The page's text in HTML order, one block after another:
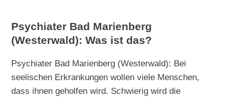
Psychiater Bad Marienberg
(Westerwald): Was ist das?
Psychiater Bad Marienberg (Westerwald): Bei
seelischen Erkrankungen wollen viele Menschen,
dass ihnen geholfen wird. Schwierig wird die